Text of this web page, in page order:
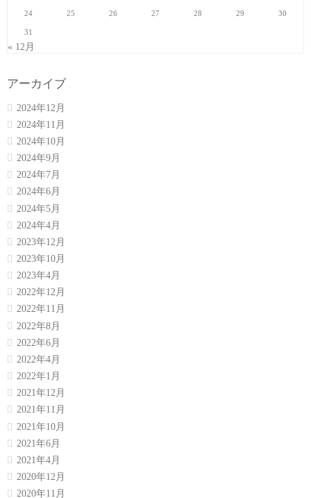
24 25 26 27 28 29 30
31
« 12月
アーカイブ
2024年12月
2024年11月
2024年10月
2024年9月
2024年7月
2024年6月
2024年5月
2024年4月
2023年12月
2023年10月
2023年4月
2022年12月
2022年11月
2022年8月
2022年6月
2022年4月
2022年1月
2021年12月
2021年11月
2021年10月
2021年6月
2021年4月
2020年12月
2020年11月